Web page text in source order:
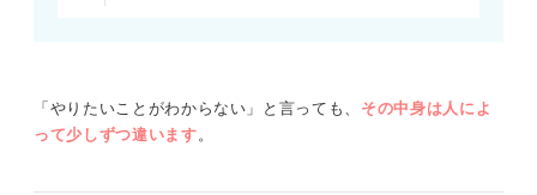
「やりたいことがわからない」と言っても、 その中身は人によ
って少しずつ違います。